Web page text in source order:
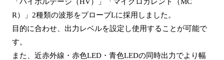
R）」2種類の波形をプローブLに採用しました。
目的に合わせ、出力レベルを設定し使用することが可能で
す。
また、近赤外線・赤色LED・青色LEDの同時出力でより幅